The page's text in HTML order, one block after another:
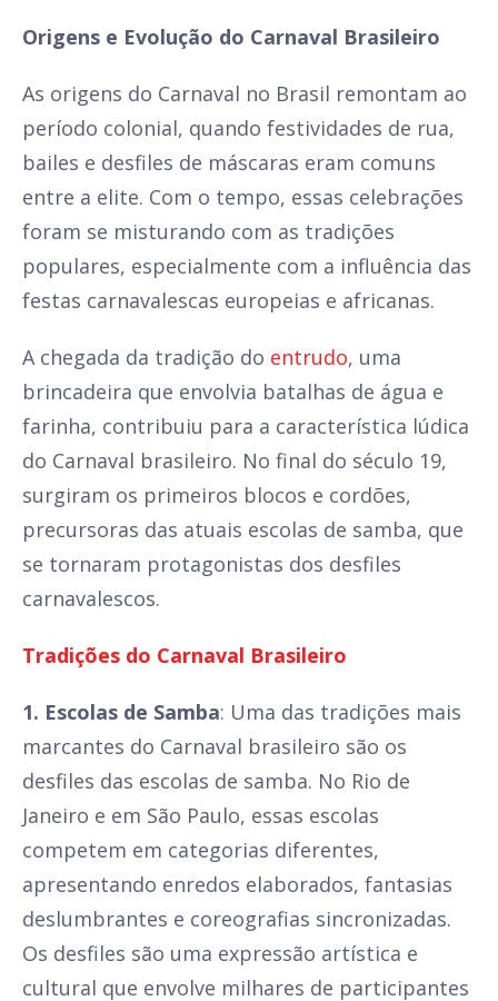
Origens e Evolução do Carnaval Brasileiro
As origens do Carnaval no Brasil remontam ao
período colonial, quando festividades de rua,
bailes e desfiles de máscaras eram comuns
entre a elite. Com o tempo, essas celebrações
foram se misturando com as tradições
populares, especialmente com a influência das
festas carnavalescas europeias e africanas.
A chegada da tradição do entrudo, uma
brincadeira que envolvia batalhas de água e
farinha, contribuiu para a característica lúdica
do Carnaval brasileiro. No final do século 19,
surgiram os primeiros blocos e cordões,
precursoras das atuais escolas de samba, que
se tornaram protagonistas dos desfiles
carnavalescos.
Tradições do Carnaval Brasileiro
1. Escolas de Samba: Uma das tradições mais
marcantes do Carnaval brasileiro são os
desfiles das escolas de samba. No Rio de
Janeiro e em São Paulo, essas escolas
competem em categorias diferentes,
apresentando enredos elaborados, fantasias
deslumbrantes e coreografias sincronizadas.
Os desfiles são uma expressão artística e
cultural que envolve milhares de participantes